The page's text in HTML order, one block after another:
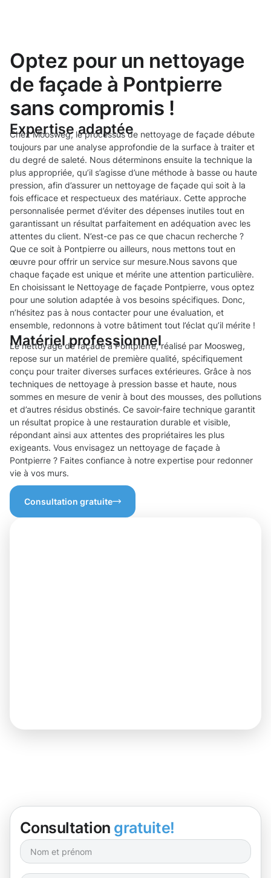
Optez pour un nettoyage
de façade à Pontpierre
sans compromis !
Expertise adaptée
Chez Moosweg, le processus de nettoyage de façade débute
toujours par une analyse approfondie de la surface à traiter et
du degré de saleté. Nous déterminons ensuite la technique la
plus appropriée, qu’il s’agisse d’une méthode à basse ou haute
pression, afin d’assurer un nettoyage de façade qui soit à la
fois efficace et respectueux des matériaux. Cette approche
personnalisée permet d’éviter des dépenses inutiles tout en
garantissant un résultat parfaitement en adéquation avec les
attentes du client. N’est-ce pas ce que chacun recherche ?
Que ce soit à Pontpierre ou ailleurs, nous mettons tout en
œuvre pour offrir un service sur mesure.Nous savons que
chaque façade est unique et mérite une attention particulière.
En choisissant le Nettoyage de façade Pontpierre, vous optez
pour une solution adaptée à vos besoins spécifiques. Donc,
n’hésitez pas à nous contacter pour une évaluation, et
ensemble, redonnons à votre bâtiment tout l’éclat qu’il mérite !
Matériel professionnel
Le nettoyage de façade à Pontpierre, réalisé par Moosweg,
repose sur un matériel de première qualité, spécifiquement
conçu pour traiter diverses surfaces extérieures. Grâce à nos
techniques de nettoyage à pression basse et haute, nous
sommes en mesure de venir à bout des mousses, des pollutions
et d’autres résidus obstinés. Ce savoir-faire technique garantit
un résultat propice à une restauration durable et visible,
répondant ainsi aux attentes des propriétaires les plus
exigeants. Vous envisagez un nettoyage de façade à
Pontpierre ? Faites confiance à notre expertise pour redonner
vie à vos murs.
Consultation gratuite
Consultation gratuite!